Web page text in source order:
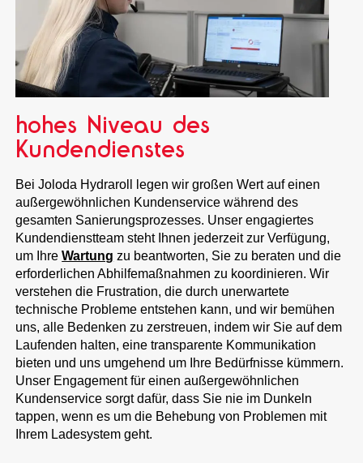
hohes Niveau des
Kundendienstes
Bei Joloda Hydraroll legen wir großen Wert auf einen
außergewöhnlichen Kundenservice während des
gesamten Sanierungsprozesses. Unser engagiertes
Kundendienstteam steht Ihnen jederzeit zur Verfügung,
um IhreWartung zu beantworten, Sie zu beraten und die
erforderlichen Abhilfemaßnahmen zu koordinieren. Wir
verstehen die Frustration, die durch unerwartete
technische Probleme entstehen kann, und wir bemühen
uns, alle Bedenken zu zerstreuen, indem wir Sie auf dem
Laufenden halten, eine transparente Kommunikation
bieten und uns umgehend um Ihre Bedürfnisse kümmern.
Unser Engagement für einen außergewöhnlichen
Kundenservice sorgt dafür, dass Sie nie im Dunkeln
tappen, wenn es um die Behebung von Problemen mit
Ihrem Ladesystem geht.